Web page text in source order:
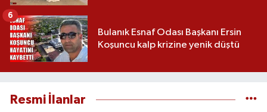
Bulanık Esnaf Odası Başkanı Ersin
Koşuncu kalp krizine yenik düştü
6
Resmi İlanlar